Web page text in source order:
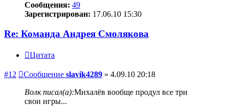
Сообщения: 49
Зарегистрирован: 17.06.10 15:30
Re: Команда Андрея Смолякова
Цитата
#12 Сообщение slavik4289 » 4.09.10 20:18
Волк писал(а):Михалёв вообще продул все три
свои игры...